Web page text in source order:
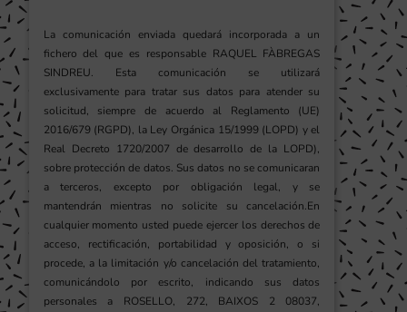
La comunicación enviada quedará incorporada a un
fichero del que es responsable RAQUEL FÀBREGAS
SINDREU. Esta comunicación se utilizará
exclusivamente para tratar sus datos para atender su
solicitud, siempre de acuerdo al Reglamento (UE)
2016/679 (RGPD), la Ley Orgánica 15/1999 (LOPD) y el
Real Decreto 1720/2007 de desarrollo de la LOPD),
sobre protección de datos. Sus datos no se comunicaran
a terceros, excepto por obligación legal, y se
mantendrán mientras no solicite su cancelación.En
cualquier momento usted puede ejercer los derechos de
acceso, rectificación, portabilidad y oposición, o si
procede, a la limitación y/o cancelación del tratamiento,
comunicándolo por escrito, indicando sus datos
personales a ROSELLO, 272, BAIXOS 2 08037,